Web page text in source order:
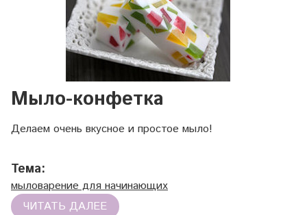
Мыло-конфетка
Делаем очень вкусное и простое мыло!
Тема:
мыловарение для начинающих
ЧИТАТЬ ДАЛЕЕ